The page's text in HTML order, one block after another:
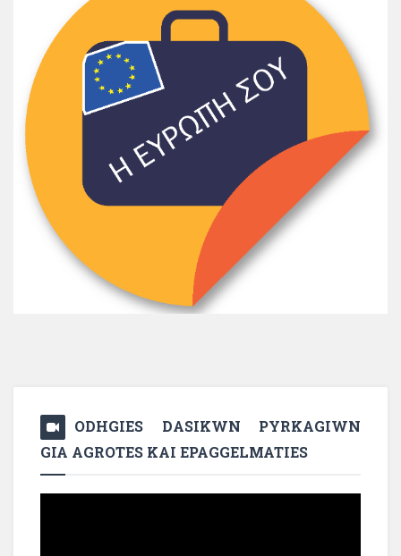
ODHGIES DASIKWN PYRKAGIWN
GIA AGROTES KAI EPAGGELMATIES